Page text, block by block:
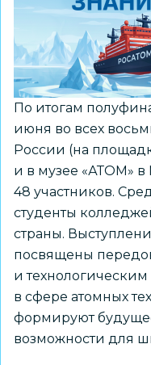
в
По итогам
июня во всех
России (на
и в музее «АТОМ»
48 участников.
студенты
страны.
посвящены
и
в сфере атомных
формируют
возможности для